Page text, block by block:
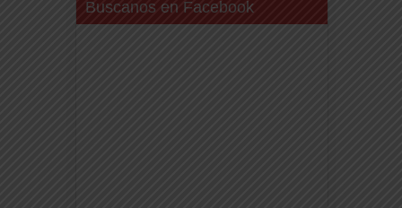
Buscanos en Facebook